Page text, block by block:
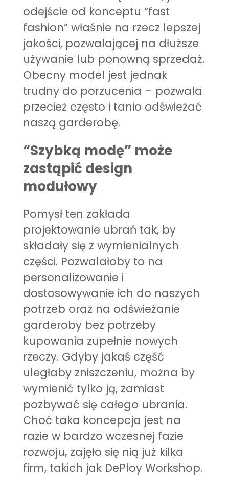
odejście od konceptu “fast
fashion” właśnie na rzecz lepszej
jakości, pozwalającej na dłuższe
używanie lub ponowną sprzedaż.
Obecny model jest jednak
trudny do porzucenia – pozwala
przecież często i tanio odświeżać
naszą garderobę.
“Szybką modę” może
zastąpić design
modułowy
Pomysł ten zakłada
projektowanie ubrań tak, by
składały się z wymienialnych
części. Pozwalałoby to na
personalizowanie i
dostosowywanie ich do naszych
potrzeb oraz na odświeżanie
garderoby bez potrzeby
kupowania zupełnie nowych
rzeczy. Gdyby jakaś część
uległaby zniszczeniu, można by
wymienić tylko ją, zamiast
pozbywać się całego ubrania.
Choć taka koncepcja jest na
razie w bardzo wczesnej fazie
rozwoju, zajęło się nią już kilka
firm, takich jak DePloy Workshop.